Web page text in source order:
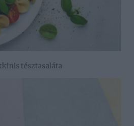
tésztasaláta